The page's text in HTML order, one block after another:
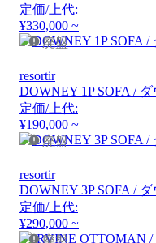
定価/上代:
¥330,000 ~
廃盤
resortir
DOWNEY 1P SOFA /
定価/上代:
¥190,000 ~
廃盤
resortir
DOWNEY 3P SOFA /
定価/上代:
¥290,000 ~
廃盤